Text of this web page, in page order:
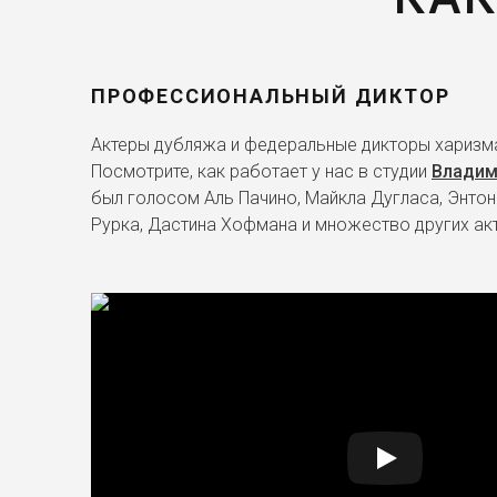
ПРОФЕССИОНАЛЬНЫЙ ДИКТОР
Актеры дубляжа и федеральные дикторы
Посмотрите, как работает у нас в студии
был голосом Аль Пачино, Майкла Дугласа,
Рурка, Дастина Хофмана и множество других